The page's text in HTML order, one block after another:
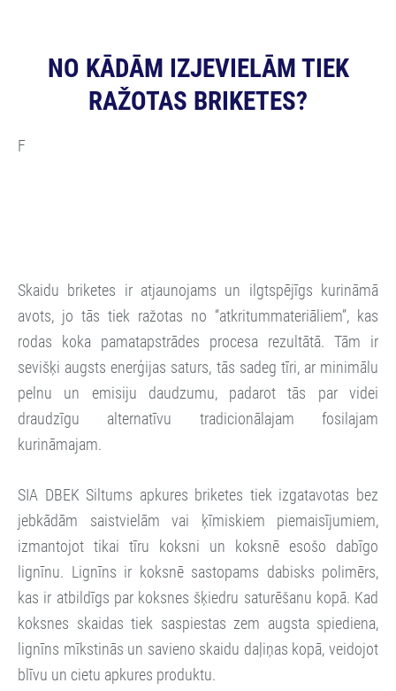
NO KĀDĀM IZJEVIELĀM TIEK
RAŽOTAS BRIKETES?
F
Skaidu briketes ir atjaunojams un ilgtspējīgs kurināmā
avots, jo tās tiek ražotas no “atkritummateriāliem”, kas
rodas koka pamatapstrādes procesa rezultātā. Tām ir
sevišķi augsts enerģijas saturs, tās sadeg tīri, ar minimālu
pelnu un emisiju daudzumu, padarot tās par videi
draudzīgu alternatīvu tradicionālajam fosilajam
kurināmajam.
SIA DBEK Siltums apkures briketes tiek izgatavotas bez
jebkādām saistvielām vai ķīmiskiem piemaisījumiem,
izmantojot tikai tīru koksni un koksnē esošo dabīgo
lignīnu. Lignīns ir koksnē sastopams dabisks polimērs,
kas ir atbildīgs par koksnes šķiedru saturēšanu kopā. Kad
koksnes skaidas tiek saspiestas zem augsta spiediena,
lignīns mīkstinās un savieno skaidu daļiņas kopā, veidojot
blīvu un cietu apkures produktu.